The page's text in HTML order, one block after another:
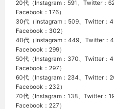
20代（Instagram：591、Twitter：
Facebook：176）
30代（Instagram：509、Twitter：
Facebook：302）
40代（Instagram：449、Twitter：
Facebook：299）
50代（Instagram：370、Twitter：
Facebook：297）
60代（Instagram：234、Twitter：
Facebook：232）
70代（Instagram：138、Twitter：
Facebook：227）